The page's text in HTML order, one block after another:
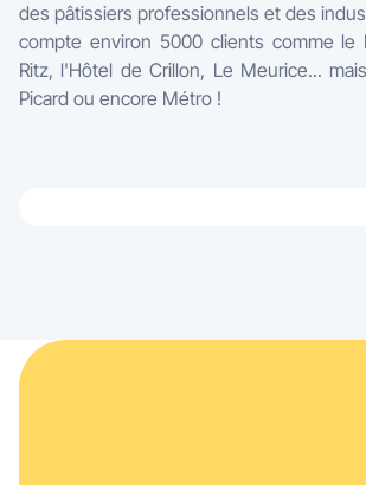
des pâtissiers professionnels et des
compte environ 5000 clients comme le
Ritz, l'Hôtel de Crillon, Le Meurice...
Picard ou encore Métro !